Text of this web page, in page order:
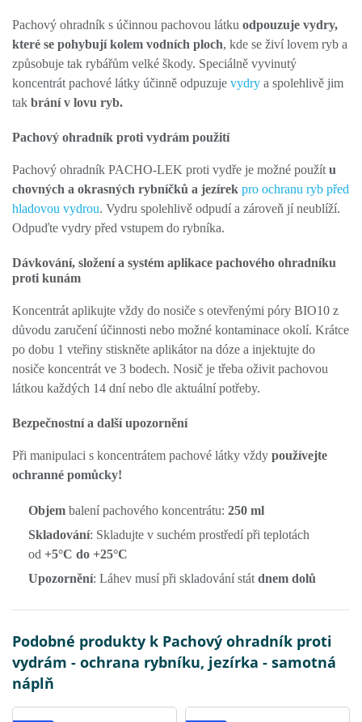
Pachový ohradník s účinnou pachovou látku odpouzuje vydry,
které se pohybují kolem vodních ploch, kde se živí lovem ryb a
způsobuje tak rybářům velké škody. Speciálně vyvinutý
koncentrát pachové látky účinně odpuzuje vydry a spolehlivě jim
tak brání v lovu ryb.
Pachový ohradník proti vydrám použití
Pachový ohradník PACHO-LEK proti vydře je možné použít u
chovných a okrasných rybníčků a jezírek pro ochranu ryb před
hladovou vydrou. Vydru spolehlivě odpudí a zároveň jí neublíží.
Odpuďte vydry před vstupem do rybníka.
Dávkování, složení a systém aplikace pachového ohradníku
proti kunám
Koncentrát aplikujte vždy do nosiče s otevřenými póry BIO10 z
důvodu zaručení účinnosti nebo možné kontaminace okolí. Krátce
po dobu 1 vteřiny stiskněte aplikátor na dóze a injektujte do
nosiče kon­centrát ve 3 bodech. Nosič je třeba oživit pachovou
látkou každých 14 dní nebo dle aktuální potřeby.
Bezpečnostní a další upozornění
Při manipulaci s koncentrátem pachové látky vždy používejte
ochranné pomůcky!
Objem balení pachového koncentrátu: 250 ml
Skladování: Skladujte v suchém prostředí při teplotách
od +5°C do +25°C
Upozornění: Láhev musí při skladování stát dnem dolů
Podobné produkty k Pachový ohradník proti
vydrám - ochrana rybníku, jezírka - samotná
náplň